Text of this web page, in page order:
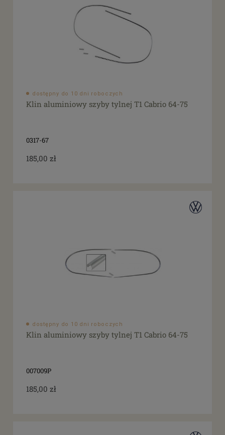
dostępny do 10 dni roboczych
Klin aluminiowy szyby tylnej T1 Cabrio 64-75
0317-67
185,00 zł
dostępny do 10 dni roboczych
Klin aluminiowy szyby tylnej T1 Cabrio 64-75
007009P
185,00 zł